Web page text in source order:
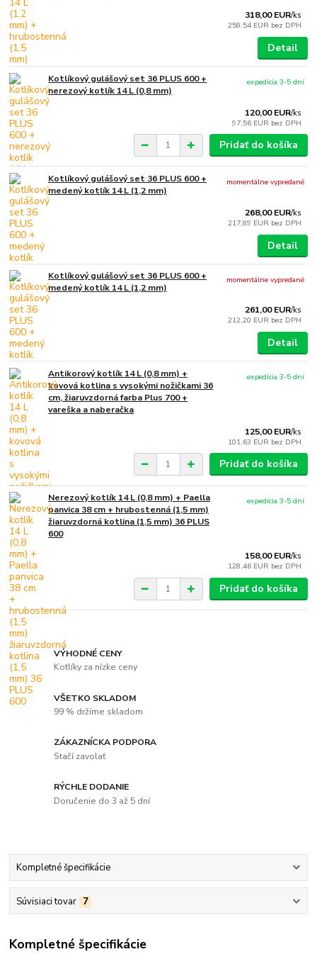
318,00 EUR/ks
258,54 EUR bez DPH
Detail
Kotlíkový gulášový set 36 PLUS 600 +
nerezový kotlík 14 L (0,8 mm)
120,00 EUR/ks
97,56 EUR bez DPH
expedícia 3-5 dní
Pridať do košíka
Kotlíkový gulášový set 36 PLUS 600 +
medený kotlík 14 L (1,2 mm)
268,00 EUR/ks
217,89 EUR bez DPH
momentálne vypredané
Detail
Kotlíkový gulášový set 36 PLUS 600 +
medený kotlík 14 L (1,2 mm)
261,00 EUR/ks
212,20 EUR bez DPH
momentálne vypredané
Detail
Antikorový kotlík 14 L (0,8 mm) +
kovová kotlina s vysokými nožičkami 36
cm, žiaruvzdorná farba Plus 700 +
vareška a naberačka
125,00 EUR/ks
101,63 EUR bez DPH
expedícia 3-5 dní
Pridať do košíka
Nerezový kotlík 14 L (0,8 mm) + Paella
panvica 38 cm + hrubostenná (1,5 mm)
žiaruvzdorná kotlina (1,5 mm) 36 PLUS
600
158,00 EUR/ks
128,46 EUR bez DPH
expedícia 3-5 dní
Pridať do košíka
VÝHODNÉ CENY
Kotlíky za nízke ceny
VŠETKO SKLADOM
99 % držíme skladom
ZÁKAZNÍCKA PODPORA
Stačí zavolať
RÝCHLE DODANIE
Doručenie do 3 až 5 dní
Kompletné špecifikácie
Súvisiaci tovar 7
Kompletné špecifikácie